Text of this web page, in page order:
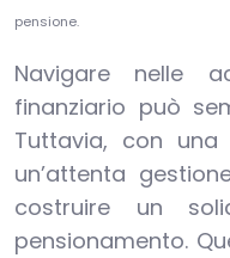
pensione.
Navigare nelle
finanziario può
Tuttavia, con
un’attenta
costruire un
pensionamento.